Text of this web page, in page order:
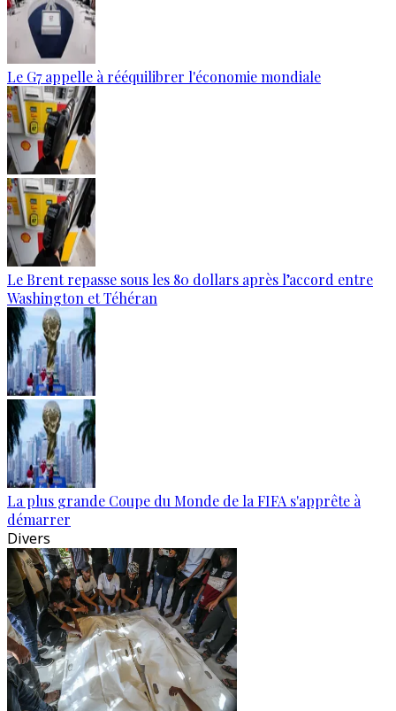
Le G7 appelle à rééquilibrer l'économie mondiale
Le Brent repasse sous les 80 dollars après l’accord entre
Washington et Téhéran
La plus grande Coupe du Monde de la FIFA s'apprête à
démarrer
Divers